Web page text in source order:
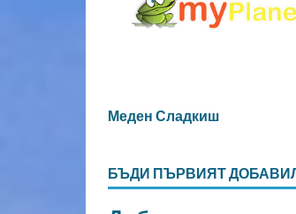
Меден Сладкиш
БЪДИ ПЪРВИЯТ